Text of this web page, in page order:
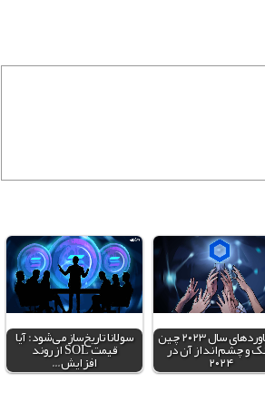
سولانا تاریخ‌ساز می‌شود: آیا
قیمت SOL از روند
افزایش…
دستاوردهای سال ۲۰۲۳ چین
و چشم‌انداز آن در
۲۰۲۴